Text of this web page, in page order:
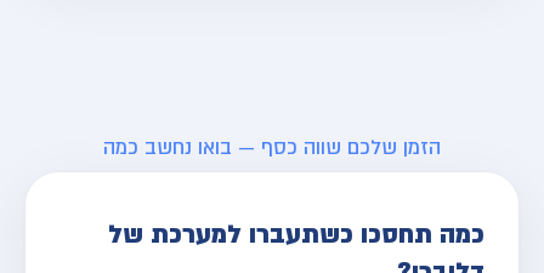
הזמן שלכם שווה כסף — בואו נחשב כמה
כמה תחסכו כשתעברו למערכת של